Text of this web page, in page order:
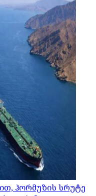
ჰორმუზის სრუტე